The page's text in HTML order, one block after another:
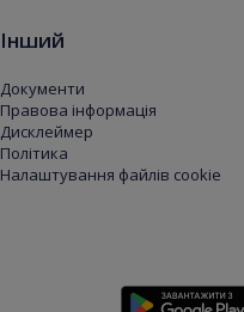
Інший
Документи
Правова інформація
Дисклеймер
Політика
Налаштування файлів cookie